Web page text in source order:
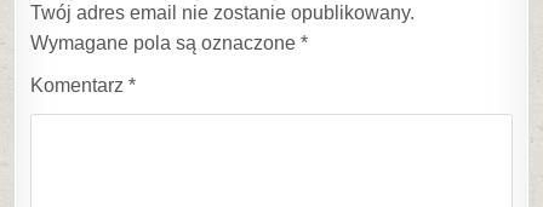
Twój adres email nie zostanie opublikowany.
Wymagane pola są oznaczone*
Komentarz*